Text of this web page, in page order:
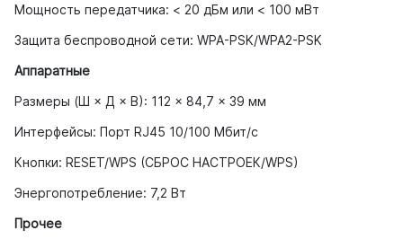
Мощность передатчика: < 20 дБм или < 100 мВт
Защита беспроводной сети: WPA-PSK/WPA2-PSK
Аппаратные
Размеры (Ш × Д × В): 112 × 84,7 × 39 мм
Интерфейсы: Порт RJ45 10/100 Мбит/с
Кнопки: RESET/WPS (СБРОС НАСТРОЕК/WPS)
Энергопотребление: 7,2 Вт
Прочее